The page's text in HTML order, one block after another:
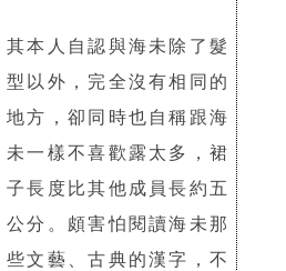
其本人自認與海未除了髮
型以外，完全沒有相同的
地方，卻同時也自稱跟海
未一樣不喜歡露太多，裙
子長度比其他成員長約五
公分。頗害怕閱讀海未那
些文藝、古典的漢字，不